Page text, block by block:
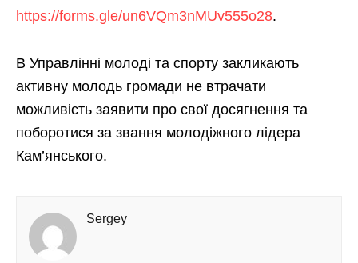
https://forms.gle/un6VQm3nMUv555o28.
В Управлінні молоді та спорту закликають
активну молодь громади не втрачати
можливість заявити про свої досягнення та
поборотися за звання молодіжного лідера
Кам’янського.
Sergey